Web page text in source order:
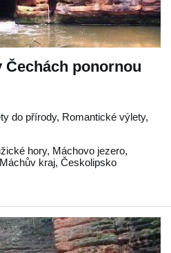
Čechách ponornou
do přírody, Romantické výlety,
hory, Máchovo jezero,
Máchův kraj, Českolipsko